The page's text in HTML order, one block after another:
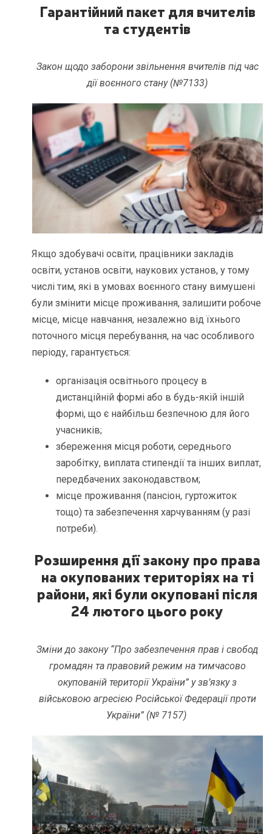
Гарантійний пакет для вчителів
та студентів
Закон щодо заборони звільнення вчителів під час
дії воєнного стану (№7133)
Якщо здобувачі освіти, працівники закладів
освіти, установ освіти, наукових установ, у тому
числі тим, які в умовах воєнного стану вимушені
були змінити місце проживання, залишити робоче
місце, місце навчання, незалежно від їхнього
поточного місця перебування, на час особливого
періоду, гарантується:
організація освітнього процесу в
дистанційній формі або в будь-якій іншій
формі, що є найбільш безпечною для його
учасників;
збереження місця роботи, середнього
заробітку, виплата стипендії та інших виплат,
передбачених законодавством;
місце проживання (пансіон, гуртожиток
тощо) та забезпечення харчуванням (у разі
потреби).
Розширення дії закону про права
на окупованих територіях на ті
райони, які були окуповані після
24 лютого цього року
Зміни до закону “Про забезпечення прав і свобод
громадян та правовий режим на тимчасово
окупованій території України” у зв’язку з
військовою агресією Російської Федерації проти
України” (№ 7157)